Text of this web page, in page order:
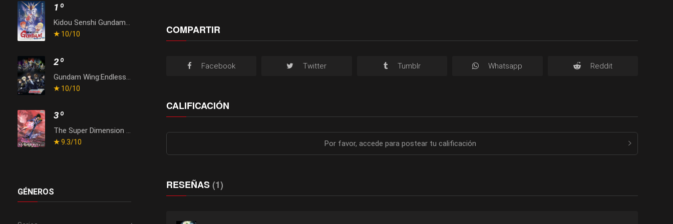
1º
Kidou Senshi Gundam: Gyakushuu no Char
10/10
2º
Gundam Wing:Endless Waltz
10/10
3º
9.3/10
GÉNEROS
COMPARTIR
Facebook Twitter Tumblr Whatsapp Reddit
CALIFICACIÓN
Por favor, accede para postear tu calificación
RESEÑAS(1)